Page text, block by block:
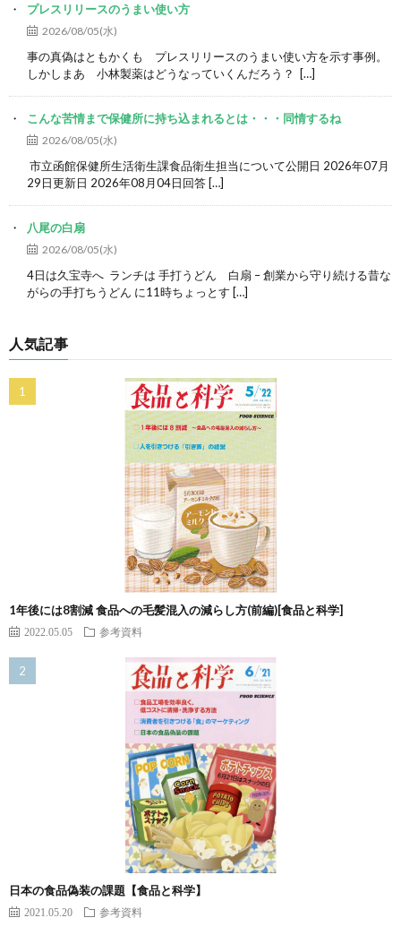
プレスリリースのうまい使い方
2026/08/05(水)
事の真偽はともかくも プレスリリースのうまい使い方を示す事例。
しかしまあ 小林製薬はどうなっていくんだろう？ […]
こんな苦情まで保健所に持ち込まれるとは・・・同情するね
2026/08/05(水)
市立函館保健所生活衛生課食品衛生担当について公開日 2026年07月
29日更新日 2026年08月04日回答 […]
八尾の白扇
2026/08/05(水)
4日は久宝寺へ ランチは 手打うどん 白扇 – 創業から守り続ける昔な
がらの手打ちうどん に11時ちょっとす […]
人気記事
1年後には8割減 食品への毛髪混入の減らし方(前編)[食品と科学]
2022.05.05 参考資料
日本の食品偽装の課題【食品と科学】
2021.05.20 参考資料